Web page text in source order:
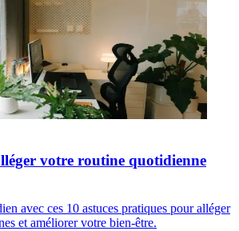
votre routine quotidienne
avec ces 10 astuces pratiques pour alléger
et améliorer votre bien-être.